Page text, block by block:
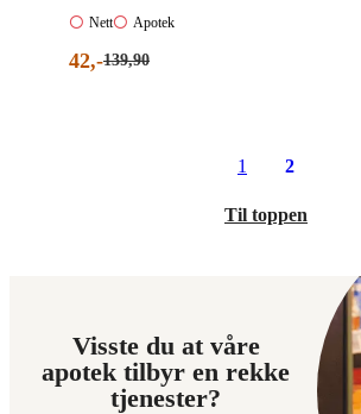
Nett:
tilgjengelig
Nett
Apotek:
tilgjengelig
Apotek
Nåværende
42,-Førpris:
139,90
1 2
Til toppen
Visste du at våre
apotek tilbyr en rekke
tjenester?